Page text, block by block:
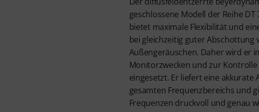
geschlossene Modell der Reihe DT
bietet maximale Flexibilität und
bei gleichzeitig guter Abschottung
Außengeräuschen. Daher wird er
Monitorzwecken und zur Kontrolle
eingesetzt. Er liefert eine akkurate
gesamten Frequenzbereichs und
Frequenzen druckvoll und genau